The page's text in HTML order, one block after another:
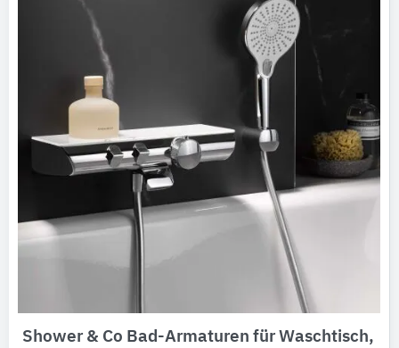
Shower & Co Bad-Armaturen für Waschtisch,